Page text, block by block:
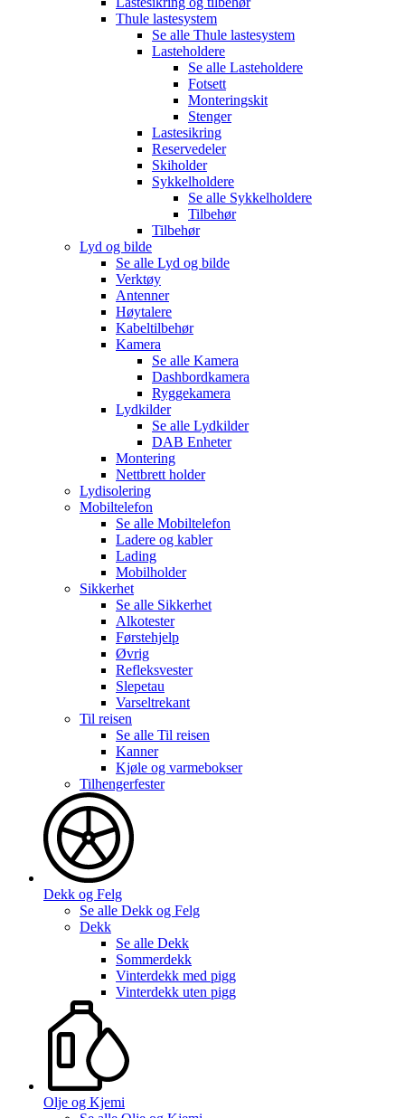
Thule lastesystem
Se alle Thule lastesystem
Lasteholdere
Se alle Lasteholdere
Fotsett
Monteringskit
Stenger
Lastesikring
Reservedeler
Skiholder
Sykkelholdere
Se alle Sykkelholdere
Tilbehør
Tilbehør
Lyd og bilde
Se alle Lyd og bilde
Verktøy
Antenner
Høytalere
Kabeltilbehør
Kamera
Se alle Kamera
Dashbordkamera
Ryggekamera
Lydkilder
Se alle Lydkilder
DAB Enheter
Montering
Nettbrett holder
Lydisolering
Mobiltelefon
Se alle Mobiltelefon
Ladere og kabler
Lading
Mobilholder
Sikkerhet
Se alle Sikkerhet
Alkotester
Førstehjelp
Øvrig
Refleksvester
Slepetau
Varseltrekant
Til reisen
Se alle Til reisen
Kanner
Kjøle og varmebokser
Tilhengerfester
Dekk og Felg
Se alle Dekk og Felg
Dekk
Se alle Dekk
Sommerdekk
Vinterdekk med pigg
Vinterdekk uten pigg
Olje og Kjemi